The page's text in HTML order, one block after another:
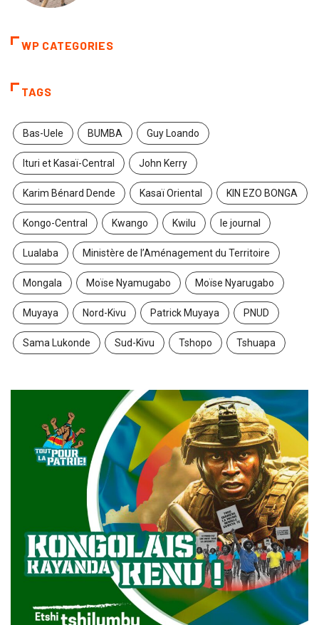
WP CATEGORIES
TAGS
Bas-Uele BUMBA Guy Loando
Ituri et Kasaï-Central John Kerry
Karim Bénard Dende Kasaï Oriental KIN EZO BONGA
Kongo-Central Kwango Kwilu le journal
Lualaba Ministère de l’Aménagement du Territoire
Mongala Moïse Nyamugabo Moïse Nyarugabo
Muyaya Nord-Kivu Patrick Muyaya PNUD
Sama Lukonde Sud-Kivu Tshopo Tshuapa